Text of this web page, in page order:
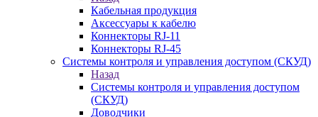
Кабельная продукция
Аксессуары к кабелю
Коннекторы RJ-11
Коннекторы RJ-45
Системы контроля и управления доступом (СКУД)
Назад
Системы контроля и управления доступом
(СКУД)
Доводчики